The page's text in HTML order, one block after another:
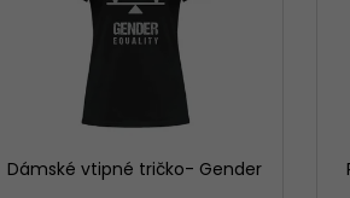
Dámské vtipné tričko- Gender